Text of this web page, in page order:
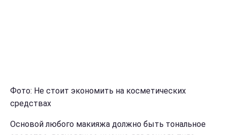
Фото: Не стоит экономить на косметических
средствах
Основой любого макияжа должно быть тональное